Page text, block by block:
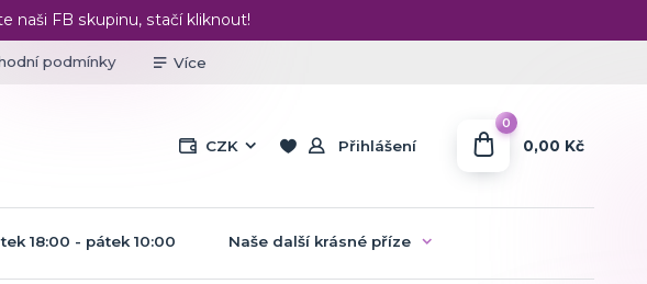
naši FB skupinu, stačí kliknout!
podmínky Více
CZK Přihlášení
0
0,00 Kč
18:00 - pátek 10:00 Naše další krásné příze